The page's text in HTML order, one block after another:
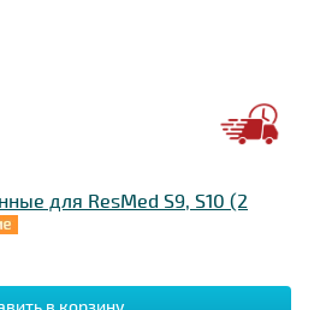
для ResMed S9, S10 (2